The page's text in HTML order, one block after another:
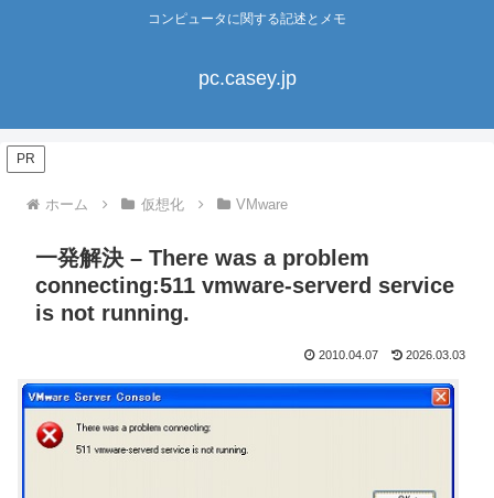
コンピュータに関する記述とメモ
pc.casey.jp
PR
ホーム 仮想化 VMware
一発解決 – There was a problem
connecting:511 vmware-serverd service
is not running.
2010.04.07 2026.03.03